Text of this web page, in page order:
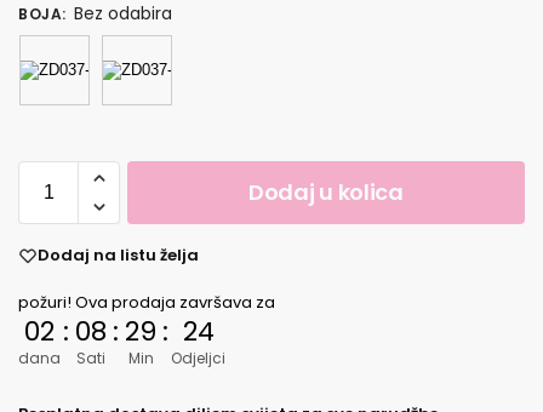
BOJA: Bez odabira
Dodaj u kolica
Dodaj na listu želja
požuri! Ova prodaja završava za
02
dana
: 08
Sati
: 29
Min
: 23
Odjeljci